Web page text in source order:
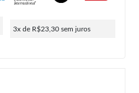
3x de R$23,30 sem juros